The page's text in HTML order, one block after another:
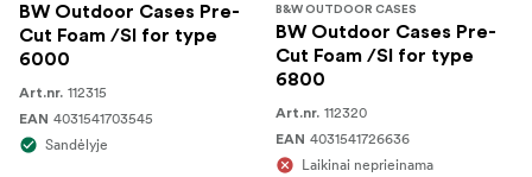
BW Outdoor Cases Pre-
Cut Foam /SI for type
6000
Art.nr. 112315
EAN 4031541703545
Sandėlyje
B&W OUTDOOR CASES
BW Outdoor Cases Pre-
Cut Foam /SI for type
6800
Art.nr. 112320
EAN 4031541726636
Laikinai neprieinama